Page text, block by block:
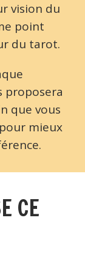
vision du
point
du tarot.
proposera
que vous
mieux
CE